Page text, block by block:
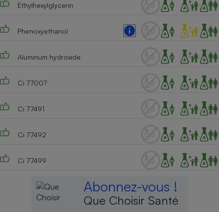
Ethylhexylglycerin
Phenoxyethanol
Aluminum hydroxide
Ci 77007
Ci 77491
Ci 77492
Ci 77499
Abonnez-vous !
Que Choisir Santé
Robot ménager